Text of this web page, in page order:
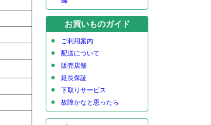
お買いものガイド
ご利用案内
配送について
販売店舗
延長保証
下取りサービス
故障かなと思ったら